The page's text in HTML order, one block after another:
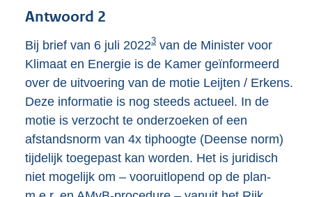
Antwoord 2
Bij brief van 6 juli 20223 van de Minister voor
Klimaat en Energie is de Kamer geïnformeerd
over de uitvoering van de motie Leijten / Erkens.
Deze informatie is nog steeds actueel. In de
motie is verzocht te onderzoeken of een
afstandsnorm van 4x tiphoogte (Deense norm)
tijdelijk toegepast kan worden. Het is juridisch
niet mogelijk om – vooruitlopend op de plan-